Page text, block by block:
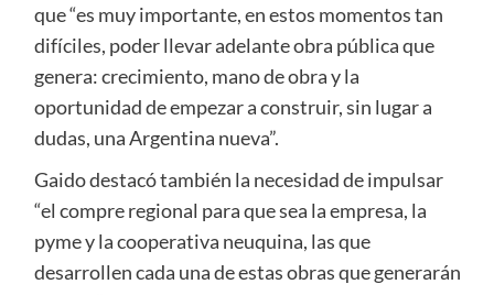
que “es muy importante, en estos momentos tan
difíciles, poder llevar adelante obra pública que
genera: crecimiento, mano de obra y la
oportunidad de empezar a construir, sin lugar a
dudas, una Argentina nueva”.
Gaido destacó también la necesidad de impulsar
“el compre regional para que sea la empresa, la
pyme y la cooperativa neuquina, las que
desarrollen cada una de estas obras que generarán